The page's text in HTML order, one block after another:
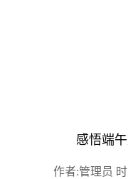
感悟端
作者:管理员